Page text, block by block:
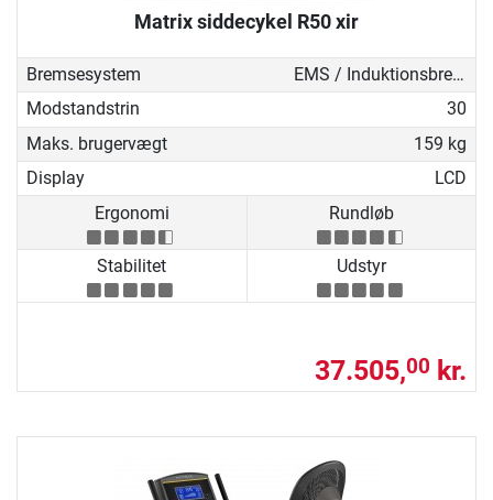
Matrix siddecykel R50 xir
Bremsesystem
EMS / Induktionsbremse
Modstandstrin
30
Maks. brugervægt
159 kg
Display
LCD
Ergonomi
Rundløb
Stabilitet Udstyr
37.505,00 kr.